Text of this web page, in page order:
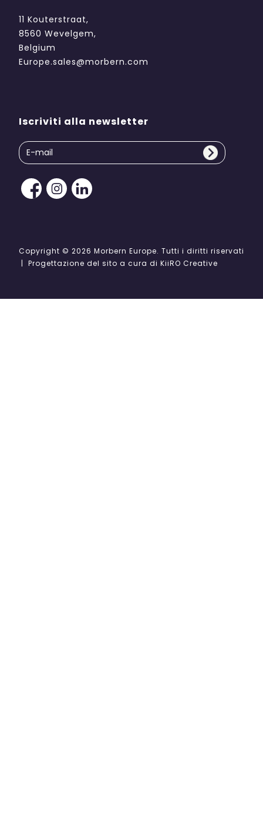
11 Kouterstraat,
8560 Wevelgem,
Belgium
Europe.sales@morbern.com
Iscriviti alla newsletter
Copyright © 2026 Morbern Europe. Tutti i diritti riservati
| Progettazione del sito a cura di KiiRO Creative